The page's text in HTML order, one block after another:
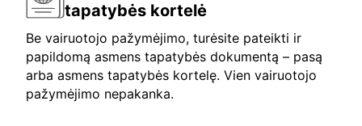
tapatybės kortelė
Be vairuotojo pažymėjimo, turėsite pateikti ir
papildomą asmens tapatybės dokumentą – pasą
arba asmens tapatybės kortelę. Vien vairuotojo
pažymėjimo nepakanka.